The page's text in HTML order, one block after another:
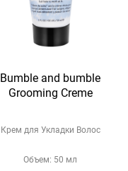
Bumble and bumble
Grooming Creme
Крем для Укладки Волос
Объем: 50 мл